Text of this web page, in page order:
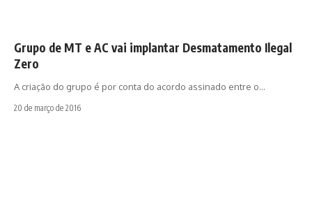
Grupo de MT e AC vai implantar Desmatamento Ilegal
Zero
A criação do grupo é por conta do acordo assinado entre o…
20 de março de 2016